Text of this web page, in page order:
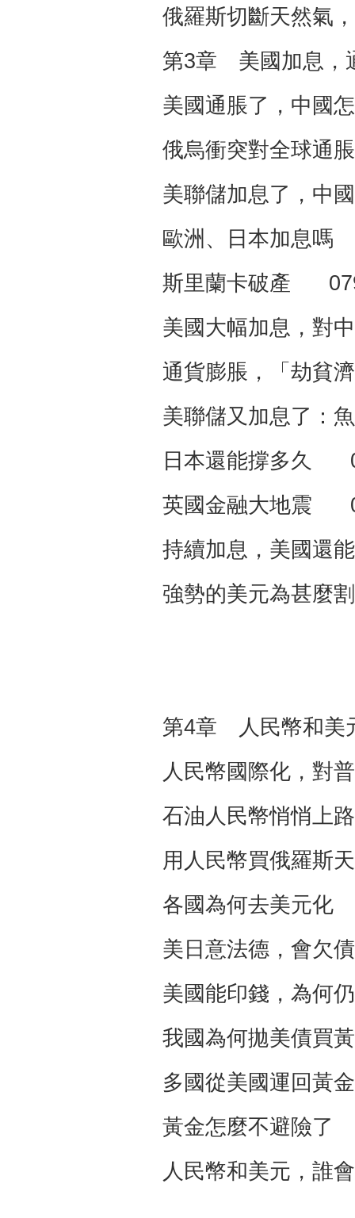
俄羅斯切斷天然
第3章 美國加息，
美國通脹了，中
俄烏衝突對全球
美聯儲加息了，
歐洲、日本加息
斯里蘭卡破產
美國大幅加息，
通貨膨脹，「劫
美聯儲又加息了
日本還能撐多久
英國金融大地震
持續加息，美國
強勢的美元為甚
第4章 人民幣和美
人民幣國際化，
石油人民幣悄悄
用人民幣買俄羅
各國為何去美元
美日意法德，會
美國能印錢，為
我國為何拋美債
多國從美國運回
黃金怎麼不避險
人民幣和美元，